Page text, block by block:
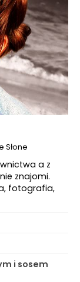
Słone
a z
znajomi.
fotografia,
i sosem